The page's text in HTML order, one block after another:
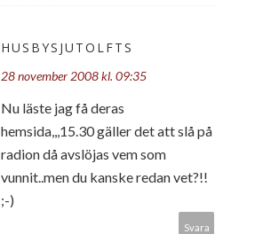
HUSBYSJUTOLFTS
28 november 2008 kl. 09:35
Nu läste jag få deras
hemsida,,,15.30 gäller det att slå på
radion då avslöjas vem som
vunnit..men du kanske redan vet?!!
;-)
Svara